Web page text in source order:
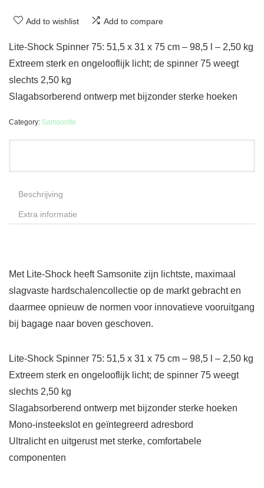
Add to wishlist Add to compare
Lite-Shock Spinner 75: 51,5 x 31 x 75 cm – 98,5 l – 2,50 kg
Extreem sterk en ongelooflijk licht; de spinner 75 weegt
slechts 2,50 kg
Slagabsorberend ontwerp met bijzonder sterke hoeken
Category: Samsonite
Beschrijving
Extra informatie
Met Lite-Shock heeft Samsonite zijn lichtste, maximaal
slagvaste hardschalencollectie op de markt gebracht en
daarmee opnieuw de normen voor innovatieve vooruitgang
bij bagage naar boven geschoven.
Lite-Shock Spinner 75: 51,5 x 31 x 75 cm – 98,5 l – 2,50 kg
Extreem sterk en ongelooflijk licht; de spinner 75 weegt
slechts 2,50 kg
Slagabsorberend ontwerp met bijzonder sterke hoeken
Mono-insteekslot en geïntegreerd adresbord
Ultralicht en uitgerust met sterke, comfortabele
componenten